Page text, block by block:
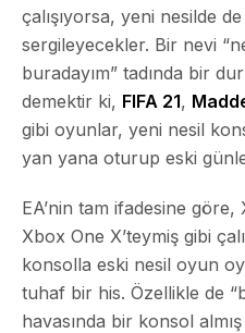
çalışıyorsa, yeni nesilde
sergileyecekler. Bir nevi
buradayım” tadında bir
demektir ki, FIFA 21,
gibi oyunlar, yeni nesil
yan yana oturup eski
EA’nin tam ifadesine
Xbox One X’teymiş gibi
konsolla eski nesil oyun
tuhaf bir his. Özellikle de
havasında bir konsol